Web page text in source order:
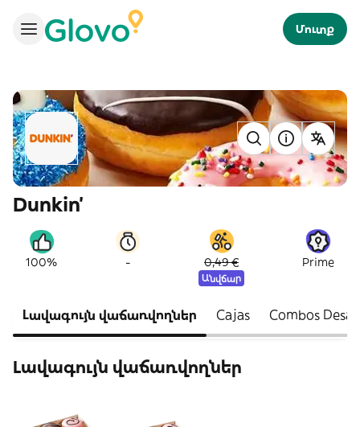
Մուտք
Dunkin'
100% - 0,49 €
Անվճար
Prime
Լավագույն վաճառվողներ Cajas Combos
Լավագույն վաճառվողներ